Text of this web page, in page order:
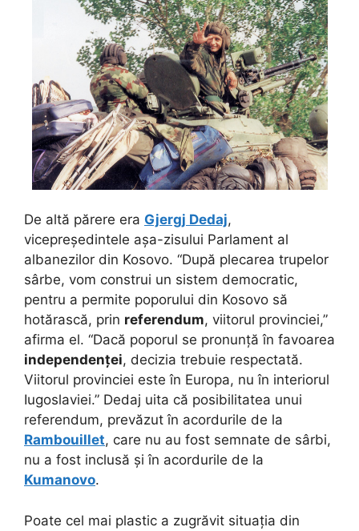
De altă părere era Gjergj Dedaj,
vicepreședintele așa-zisului Parlament al
albanezilor din Kosovo. “După plecarea trupelor
sârbe, vom construi un sistem democratic,
pentru a permite poporului din Kosovo să
hotărască, prin referendum, viitorul provinciei,”
afirma el. “Dacă poporul se pronunță în favoarea
independenței, decizia trebuie respectată.
Viitorul provinciei este în Europa, nu în interiorul
Iugoslaviei.” Dedaj uita că posibilitatea unui
referendum, prevăzut în acordurile de la
Rambouillet, care nu au fost semnate de sârbi,
nu a fost inclusă și în acordurile de la
Kumanovo.
Poate cel mai plastic a zugrăvit situația din